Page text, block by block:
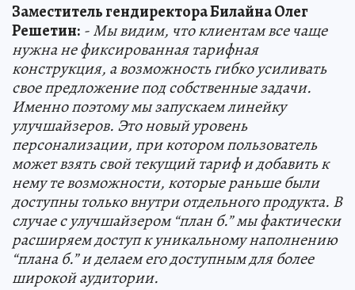
Заместитель гендиректора Билайна Олег
Решетин: - Мы видим, что клиентам все чаще
нужна не фиксированная тарифная
конструкция, а возможность гибко усиливать
свое предложение под собственные задачи.
Именно поэтому мы запускаем линейку
улучшайзеров. Это новый уровень
персонализации, при котором пользователь
может взять свой текущий тариф и добавить к
нему те возможности, которые раньше были
доступны только внутри отдельного продукта. В
случае с улучшайзером “план б.” мы фактически
расширяем доступ к уникальному наполнению
“плана б.” и делаем его доступным для более
широкой аудитории.